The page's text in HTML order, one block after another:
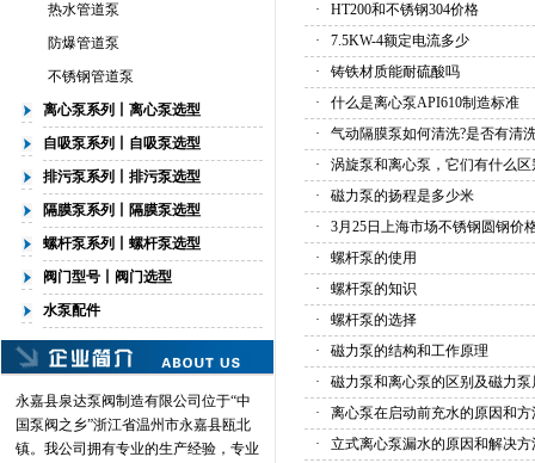
热水管道泵
防爆管道泵
不锈钢管道泵
离心泵系列丨离心泵选型
自吸泵系列丨自吸泵选型
排污泵系列丨排污泵选型
隔膜泵系列丨隔膜泵选型
螺杆泵系列丨螺杆泵选型
阀门型号丨阀门选型
水泵配件
永嘉县泉达泵阀制造有限公司位于“中
国泵阀之乡”浙江省温州市永嘉县瓯北
镇。我公司拥有专业的生产经验，专业
·
HT200和不锈钢304价格
·
7.5KW-4额定电流多少
·
铸铁材质能耐硫酸吗
·
什么是离心泵API610制造标准
·
气动隔膜泵如何清洗?是否有清
·
涡旋泵和离心泵，它们有什么
·
磁力泵的扬程是多少米
·
3月25日上海市场不锈钢圆钢价
·
螺杆泵的使用
·
螺杆泵的知识
·
螺杆泵的选择
·
磁力泵的结构和工作原理
·
磁力泵和离心泵的区别及磁力
·
离心泵在启动前充水的原因和方
·
立式离心泵漏水的原因和解决方